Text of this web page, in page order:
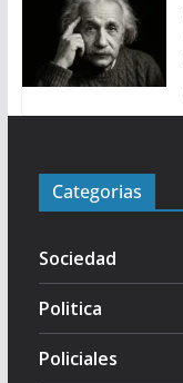
Categorias
Sociedad
Politica
Policiales